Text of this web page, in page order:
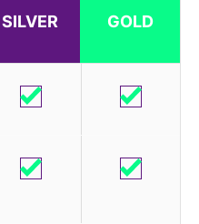
SILVER GOLD